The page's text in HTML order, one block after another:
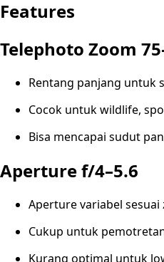
Features
Telephoto Zoom
Rentang panjang untuk
Cocok untuk wildlife,
Bisa mencapai sudut
Aperture f/4–5.6
Aperture variabel sesuai
Cukup untuk
Kurang optimal untuk